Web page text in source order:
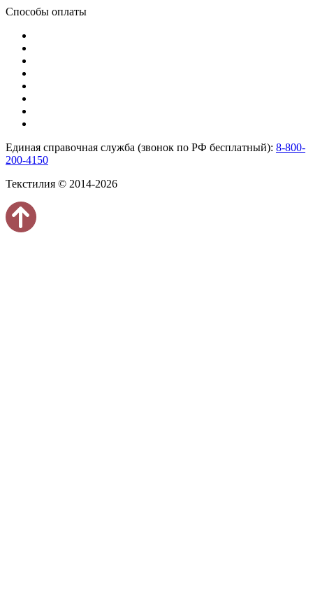
Способы оплаты
Единая справочная служба (звонок по РФ бесплатный): 8-800-
200-4150
Текстилия © 2014-2026